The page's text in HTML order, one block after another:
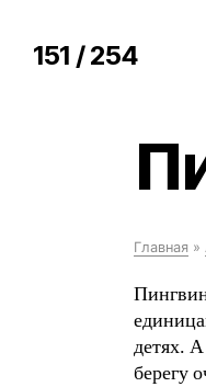
151 / 254
Главная »
детях.
берегу